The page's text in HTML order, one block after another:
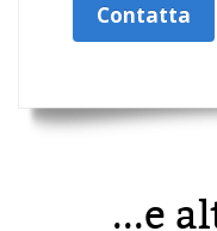
Contatta
...e